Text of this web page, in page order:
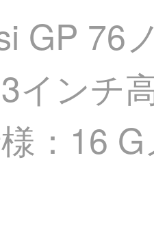
GP 76
インチ
：16